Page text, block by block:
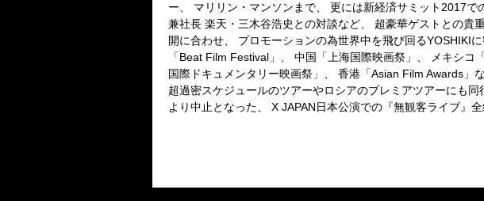
ー、 マリリン・マンソンまで、 更には新経済サミット2017
兼社長 楽天・三木谷浩史との対談など、 超豪華ゲストとの貴
開に合わせ、 プロモーションの為世界中を飛び回るYOSHIKI
「Beat Film Festival」、 中国「上海国際映画祭」、 メキシ
国際ドキュメンタリー映画祭」、 香港「Asian Film Awards
超過密スケジュールのツアーやロシアのプレミアツアーにも
より中止となった、 X JAPAN日本公演での『無観客ライブ』